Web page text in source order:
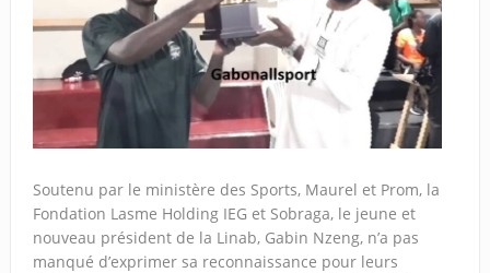
Soutenu par le ministère des Sports, Maurel et Prom, la
Fondation Lasme Holding IEG et Sobraga, le jeune et
nouveau président de la Linab, Gabin Nzeng, n’a pas
manqué d’exprimer sa reconnaissance pour leurs